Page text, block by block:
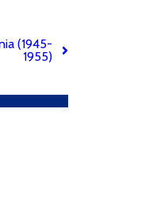
(1945-
1955)